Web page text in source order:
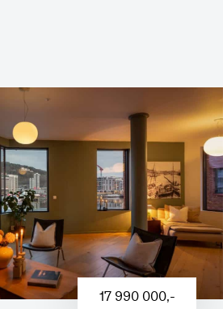
17 990 000,-